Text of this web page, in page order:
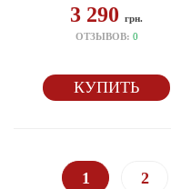
3 290грн.
ОТЗЫВОВ: 0
КУПИТЬ
1 2